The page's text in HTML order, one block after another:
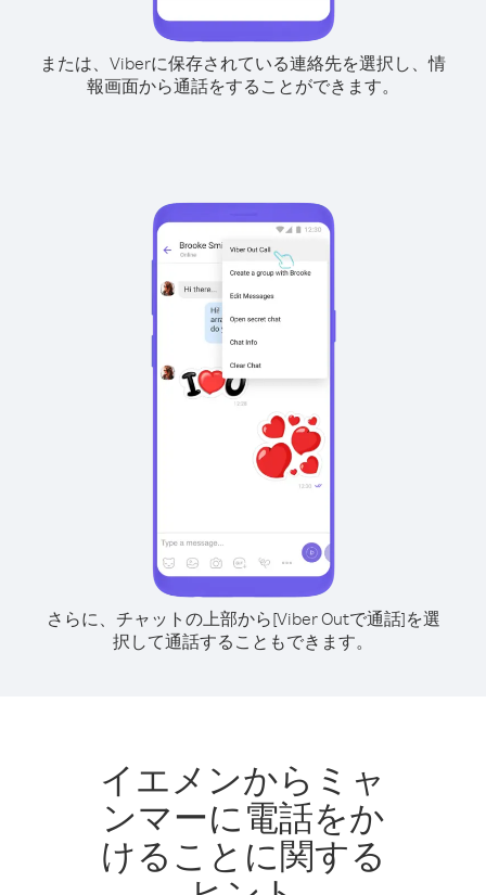
または、Viberに保存されている連絡先を選択し、情
報画面から通話をすることができます。
さらに、チャットの上部から[Viber Outで通話]を選
択して通話することもできます。
イエメンからミャ
ンマーに電話をか
けることに関する